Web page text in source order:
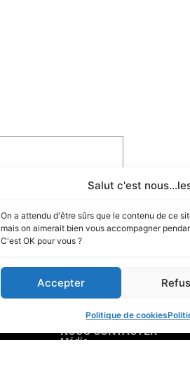
Salut c'est
On a attendu d'être sûrs que le contenu de ce
mais on aimerait bien vous accompagner
C'est OK pour vous ?
Accepter
Politique de cookies
NOUS CONTACTER
Média